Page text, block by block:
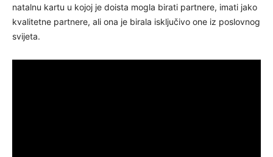
natalnu kartu u kojoj je doista mogla birati partnere, imati jako
kvalitetne partnere, ali ona je birala isključivo one iz poslovnog
svijeta.